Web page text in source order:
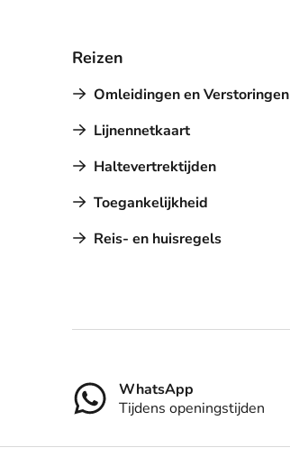
Reizen
Omleidingen en Verstoringen
Lijnennetkaart
Haltevertrektijden
Toegankelijkheid
Reis- en huisregels
ContactWhatsApp
Tijdens openingstijden